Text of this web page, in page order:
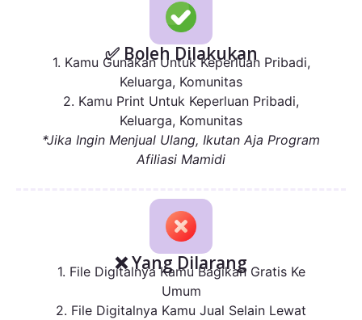
✅ Boleh Dilakukan
1. Kamu Gunakan Untuk Keperluan Pribadi,
Keluarga, Komunitas
2. Kamu Print Untuk Keperluan Pribadi,
Keluarga, Komunitas
*Jika Ingin Menjual Ulang, Ikutan Aja Program
Afiliasi Mamidi
❌ Yang Dilarang
1. File Digitalnya Kamu Bagikan Gratis Ke
Umum
2. File Digitalnya Kamu Jual Selain Lewat